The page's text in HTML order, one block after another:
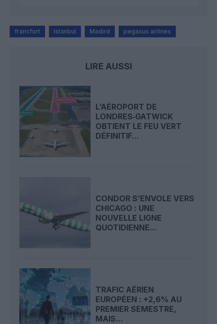
francfort Istanbul Madird pegasus airlines
LIRE AUSSI
L’AÉROPORT DE
LONDRES‑GATWICK
OBTIENT LE FEU VERT
DÉFINITIF...
CONDOR S’ENVOLE VERS
CHICAGO : UNE
NOUVELLE LIGNE
QUOTIDIENNE...
TRAFIC AÉRIEN
EUROPÉEN : +2,6% AU
PREMIER SEMESTRE,
MAIS...